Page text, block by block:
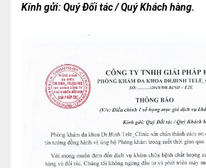
Thông tin y tế
Tin sự kiện
Báo chí nói về chúng tôi
Tin tức BHYT
DỊCH VỤ
Kính gửi: Quý Đối tác / Quý Khách hàng.